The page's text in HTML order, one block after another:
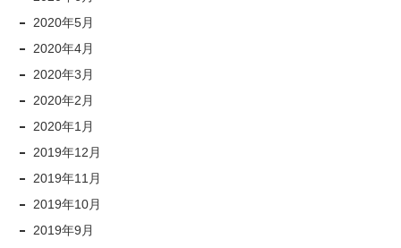
2020年5月
2020年4月
2020年3月
2020年2月
2020年1月
2019年12月
2019年11月
2019年10月
2019年9月